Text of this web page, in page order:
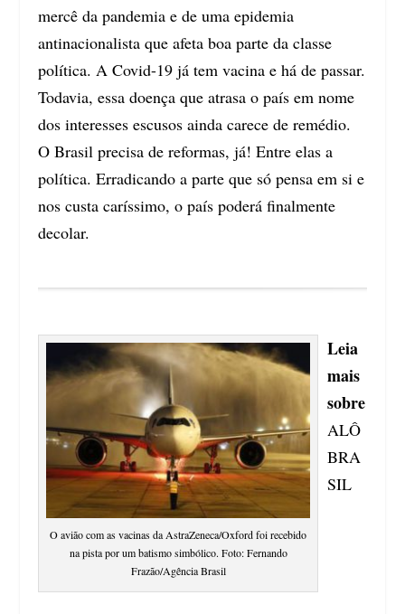
mercê da pandemia e de uma epidemia
antinacionalista que afeta boa parte da classe
política. A Covid-19 já tem vacina e há de passar.
Todavia, essa doença que atrasa o país em nome
dos interesses escusos ainda carece de remédio.
O Brasil precisa de reformas, já! Entre elas a
política. Erradicando a parte que só pensa em si e
nos custa caríssimo, o país poderá finalmente
decolar.
O avião com as vacinas da AstraZeneca/Oxford foi recebido
na pista por um batismo simbólico. Foto: Fernando
Frazão/Agência Brasil
Leia
mais
sobre
ALÔ
BRA
SIL